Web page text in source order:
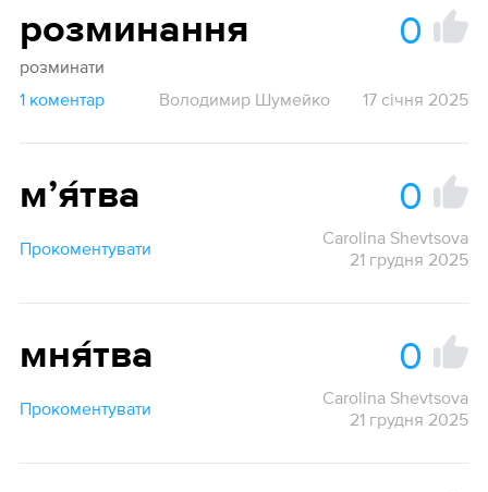
розминання 0
розминати
1 коментар
Володимир Шумейко 17 січня 2025
мʼя́тва 0
Прокоментувати
Carolina Shevtsova
21 грудня 2025
мня́тва 0
Прокоментувати
Carolina Shevtsova
21 грудня 2025